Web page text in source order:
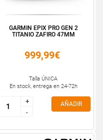
GARMIN EPIX PRO GEN 2
TITANIO ZAFIRO 47MM
999,99€
Talla ÚNICA
En stock, entrega en 24-72h
+
-
+
-
AÑADIR